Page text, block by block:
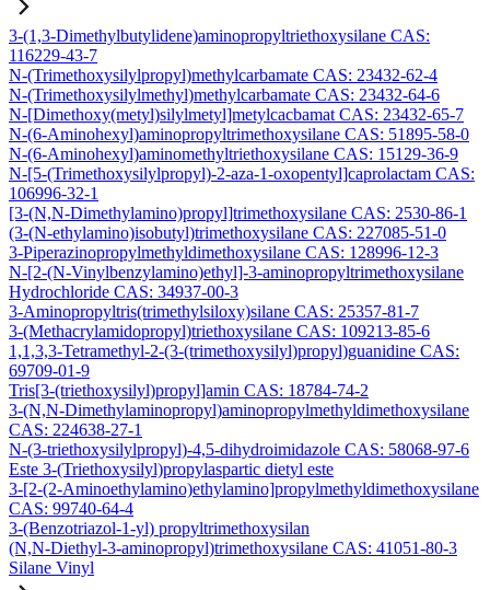
3-(1,3-Dimethylbutylidene)aminopropyltriethoxysilane CAS:
116229-43-7
N-(Trimethoxysilylpropyl)methylcarbamate CAS: 23432-62-4
N-(Trimethoxysilylmethyl)methylcarbamate CAS: 23432-64-6
N-[Dimethoxy(metyl)silylmetyl]metylcacbamat CAS: 23432-65-7
N-(6-Aminohexyl)aminopropyltrimethoxysilane CAS: 51895-58-0
N-(6-Aminohexyl)aminomethyltriethoxysilane CAS: 15129-36-9
N-[5-(Trimethoxysilylpropyl)-2-aza-1-oxopentyl]caprolactam CAS:
106996-32-1
[3-(N,N-Dimethylamino)propyl]trimethoxysilane CAS: 2530-86-1
(3-(N-ethylamino)isobutyl)trimethoxysilane CAS: 227085-51-0
3-Piperazinopropylmethyldimethoxysilane CAS: 128996-12-3
N-[2-(N-Vinylbenzylamino)ethyl]-3-aminopropyltrimethoxysilane
Hydrochloride CAS: 34937-00-3
3-Aminopropyltris(trimethylsiloxy)silane CAS: 25357-81-7
3-(Methacrylamidopropyl)triethoxysilane CAS: 109213-85-6
1,1,3,3-Tetramethyl-2-(3-(trimethoxysilyl)propyl)guanidine CAS:
69709-01-9
Tris[3-(triethoxysilyl)propyl]amin CAS: 18784-74-2
3-(N,N-Dimethylaminopropyl)aminopropylmethyldimethoxysilane
CAS: 224638-27-1
N-(3-triethoxysilylpropyl)-4,5-dihydroimidazole CAS: 58068-97-6
Este 3-(Triethoxysilyl)propylaspartic dietyl este
3-[2-(2-Aminoethylamino)ethylamino]propylmethyldimethoxysilane
CAS: 99740-64-4
3-(Benzotriazol-1-yl) propyltrimethoxysilan
(N,N-Diethyl-3-aminopropyl)trimethoxysilane CAS: 41051-80-3
Silane Vinyl